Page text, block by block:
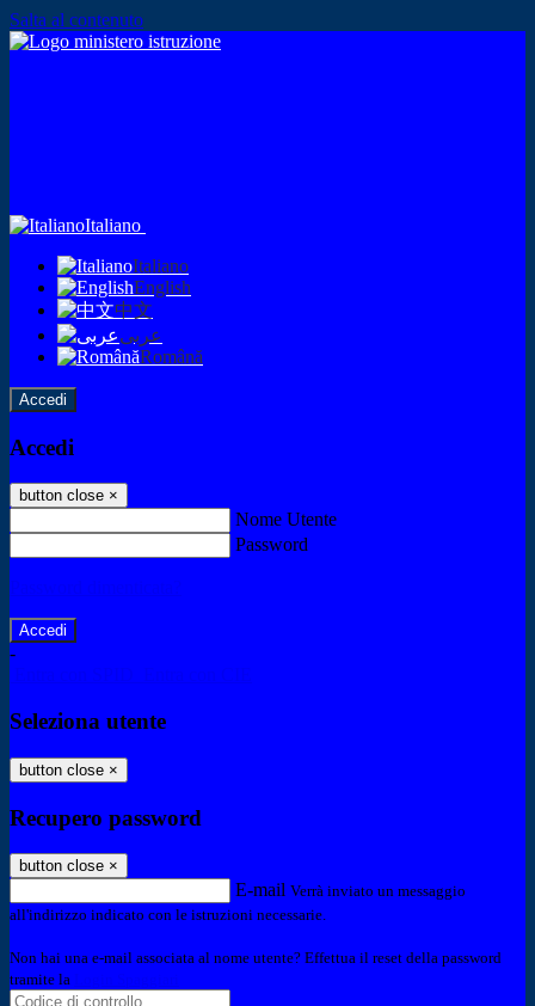
Salta al contenuto
Italiano
Italiano
English
中文
عربى
Română
Accedi
Accedi
button close ×
Nome Utente
Password
-
Seleziona utente
button close ×
Recupero password
button close ×
E-mail Verrà inviato un messaggio
all'indirizzo indicato con le istruzioni necessarie.
Non hai una e-mail associata al nome utente? Effettua il reset della password
tramite la